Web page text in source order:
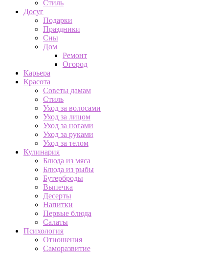
Стиль
Досуг
Подарки
Праздники
Сны
Дом
Ремонт
Огород
Карьера
Красота
Советы дамам
Стиль
Уход за волосами
Уход за лицом
Уход за ногами
Уход за руками
Уход за телом
Кулинария
Блюда из мяса
Блюда из рыбы
Бутерброды
Выпечка
Десерты
Напитки
Первые блюда
Салаты
Психология
Отношения
Саморазвитие